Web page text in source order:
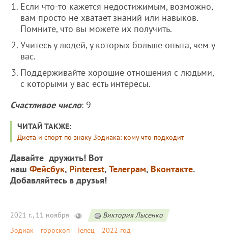
Если что-то кажется недостижимым, возможно,
вам просто не хватает знаний или навыков.
Помните, что вы можете их получить.
Учитесь у людей, у которых больше опыта, чем у
вас.
Поддерживайте хорошие отношения с людьми,
с которыми у вас есть интересы.
Счастливое число: 9
ЧИТАЙ ТАКЖЕ:
Диета и спорт по знаку Зодиака: кому что подходит
Давайте дружить! Вот
наш Фейсбук, Pinterest, Телеграм, Вконтакте.
Добавляйтесь в друзья!
2021 г., 11 ноября
Виктория Лысенко
Зодиак
гороскоп Телец 2022 год